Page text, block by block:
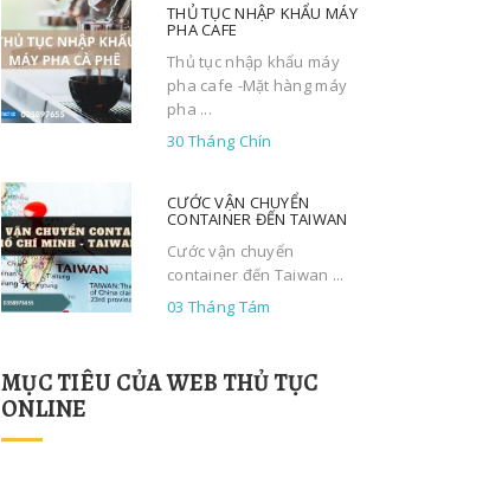
THỦ TỤC NHẬP KHẨU MÁY
PHA CAFE
Thủ tục nhập khẩu máy
pha cafe -Mặt hàng máy
pha ...
30 Tháng Chín
CƯỚC VẬN CHUYỂN
CONTAINER ĐẾN TAIWAN
Cước vận chuyển
container đến Taiwan ...
03 Tháng Tám
MỤC TIÊU CỦA WEB THỦ TỤC
ONLINE